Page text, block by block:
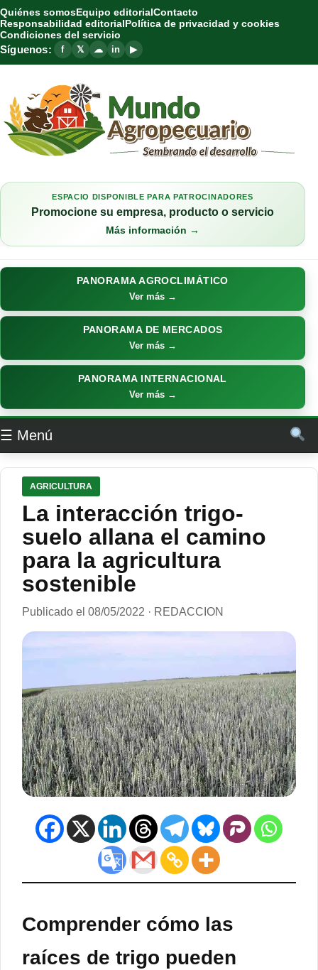
Quiénes somosEquipo editorialContacto
Responsabilidad editorialPolítica de privacidad y cookies
Condiciones del servicio
Síguenos: f 𝕏 ☁ in ▶
ESPACIO DISPONIBLE PARA PATROCINADORES
Promocione su empresa, producto o servicio
Más información →
PANORAMA AGROCLIMÁTICO
Ver más →
PANORAMA DE MERCADOS
Ver más →
PANORAMA INTERNACIONAL
Ver más →
☰ Menú
AGRICULTURA
La interacción trigo-
suelo allana el camino
para la agricultura
sostenible
Publicado el 08/05/2022 · REDACCION
Comprender cómo las
raíces de trigo pueden